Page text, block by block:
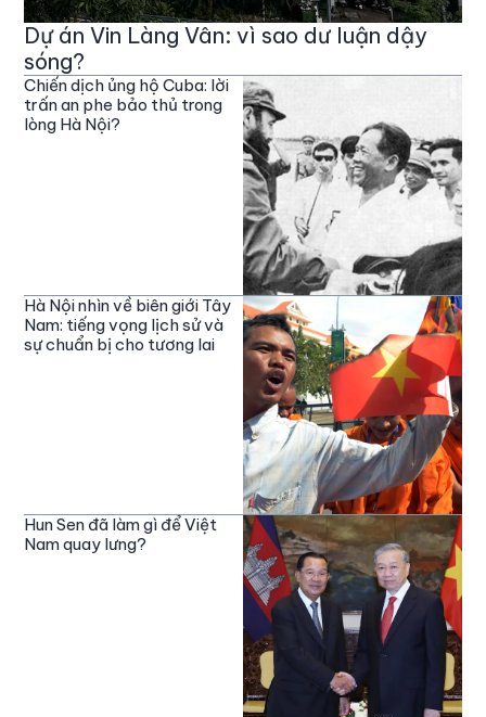
Dự án Vin Làng Vân: vì sao dư luận dậy
sóng?
Chiến dịch ủng hộ Cuba: lời
trấn an phe bảo thủ trong
lòng Hà Nội?
Hà Nội nhìn về biên giới Tây
Nam: tiếng vọng lịch sử và
sự chuẩn bị cho tương lai
Hun Sen đã làm gì để Việt
Nam quay lưng?